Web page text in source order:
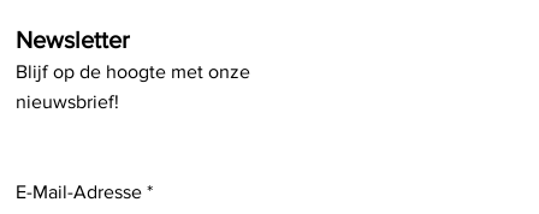
Newsletter
Blijf op de hoogte met onze
nieuwsbrief!
E-Mail-Adresse